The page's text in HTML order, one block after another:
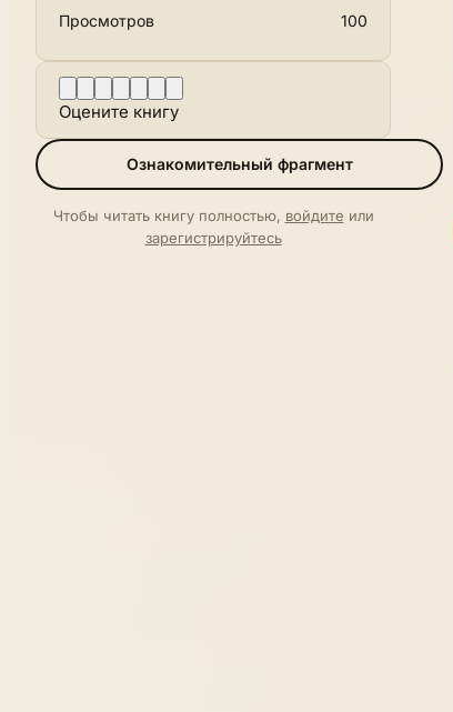
Просмотров 100
Оцените книгу
Ознакомительный фрагмент
Чтобы читать книгу полностью, войдите или
зарегистрируйтесь